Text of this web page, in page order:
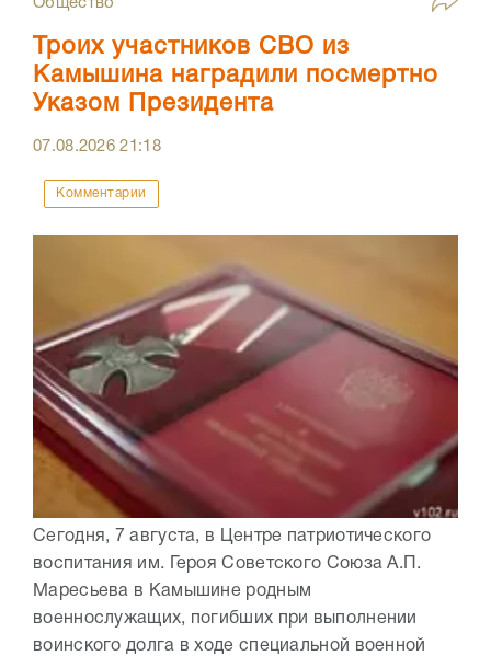
Общество
Троих участников СВО из
Камышина наградили посмертно
Указом Президента
07.08.202621:18
Комментарии
Сегодня, 7 августа, в Центре патриотического
воспитания им. Героя Советского Союза А.П.
Маресьева в Камышине родным
военнослужащих, погибших при выполнении
воинского долга в ходе специальной военной